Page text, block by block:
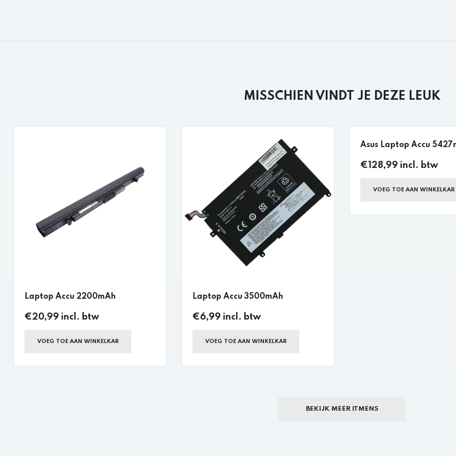
MISSCHIEN VINDT JE DEZE LEUK
Laptop Accu 2200mAh
€20,99 incl. btw
VOEG TOE AAN WINKELKAR
Laptop Accu 3500mAh
€6,99 incl. btw
VOEG TOE AAN WINKELKAR
Asus Laptop Accu
€128,99 incl. btw
VOEG TOE AAN WINKELKAR
BEKIJK MEER ITMENS